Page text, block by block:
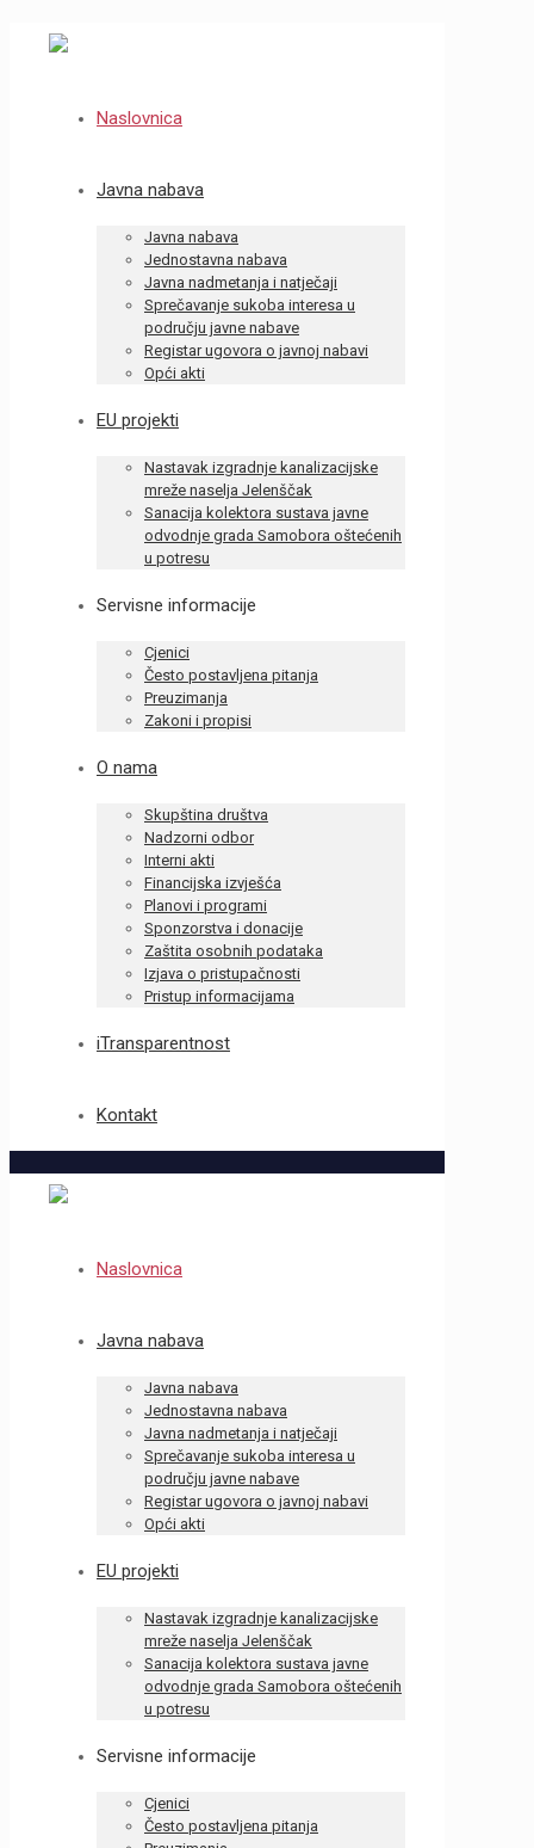
Naslovnica
Javna nabava
Javna nabava
Jednostavna nabava
Javna nadmetanja i natječaji
Sprečavanje sukoba interesa u
području javne nabave
Registar ugovora o javnoj nabavi
Opći akti
EU projekti
Nastavak izgradnje kanalizacijske
mreže naselja Jelenščak
Sanacija kolektora sustava javne
odvodnje grada Samobora oštećenih
u potresu
Servisne informacije
Cjenici
Često postavljena pitanja
Preuzimanja
Zakoni i propisi
O nama
Skupština društva
Nadzorni odbor
Interni akti
Financijska izvješća
Planovi i programi
Sponzorstva i donacije
Zaštita osobnih podataka
Izjava o pristupačnosti
Pristup informacijama
iTransparentnost
Kontakt
Naslovnica
Javna nabava
Javna nabava
Jednostavna nabava
Javna nadmetanja i natječaji
Sprečavanje sukoba interesa u
području javne nabave
Registar ugovora o javnoj nabavi
Opći akti
EU projekti
Nastavak izgradnje kanalizacijske
mreže naselja Jelenščak
Sanacija kolektora sustava javne
odvodnje grada Samobora oštećenih
u potresu
Servisne informacije
Cjenici
Često postavljena pitanja